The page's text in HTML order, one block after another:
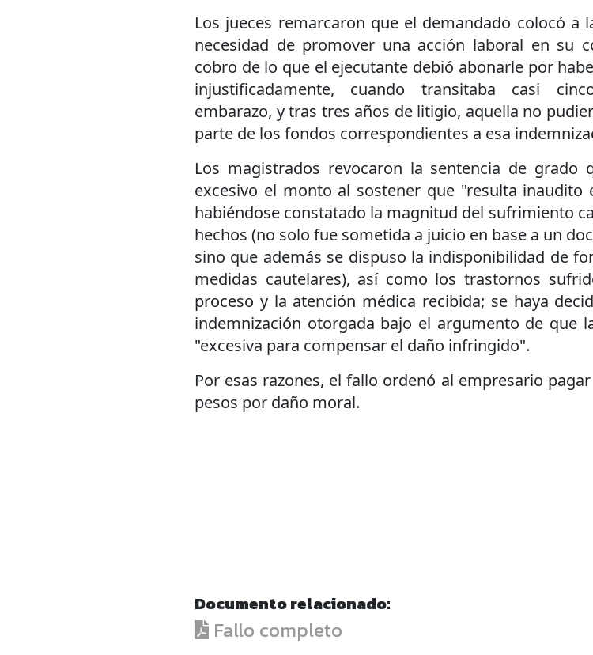
Los jueces remarcaron que el demandado colocó a
necesidad de promover una acción laboral en su
cobro de lo que el ejecutante debió abonarle por
injustificadamente, cuando transitaba casi
embarazo, y tras tres años de litigio, aquella no
parte de los fondos correspondientes a esa
Los magistrados revocaron la sentencia de grado
excesivo el monto al sostener que "resulta inaudito
habiéndose constatado la magnitud del sufrimiento
hechos (no solo fue sometida a juicio en base a un
sino que además se dispuso la indisponibilidad de
medidas cautelares), así como los trastornos
proceso y la atención médica recibida; se haya
indemnización otorgada bajo el argumento de que
"excesiva para compensar el daño infringido".
Por esas razones, el fallo ordenó al empresario
pesos por daño moral.
Documento relacionado:
Fallo completo